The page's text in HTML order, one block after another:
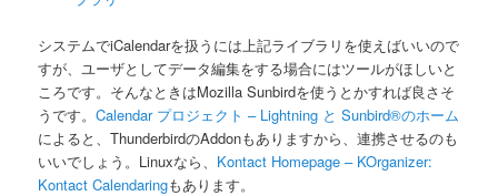
システムでiCalendarを扱うには上記ライブラリを使えばいいので
すが、ユーザとしてデータ編集をする場合にはツールがほしいと
ころです。そんなときはMozilla Sunbirdを使うとかすれば良さそ
うです。Calendar プロジェクト – Lightning と Sunbird®のホーム
によると、ThunderbirdのAddonもありますから、連携させるのも
いいでしょう。Linuxなら、 Kontact Homepage – KOrganizer:
Kontact Calendaringもあります。